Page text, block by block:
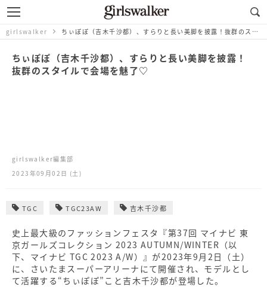
girlswalker ちぃぽぽ（吉木千沙都）、すらりと長い美脚を披露！抜群のスタイルで会場を魅了♡
ちぃぽぽ（吉木千沙都）、すらりと長い美脚を披露！
抜群のスタイルで会場を魅了♡
girlswalker編集部
2023年09月02日 (土)
TGC TGC23AW 吉木千沙都
史上最大級のファッションフェスタ『第37回 マイナビ 東
京ガールズコレクション 2023 AUTUMN/WINTER（以
下、マイナビ TGC 2023 A/W）』が2023年9月2日（土）
に、さいたまスーパーアリーナにて開催され、モデルとし
て活躍する“ちぃぽぽ”こと吉木千沙都が登場した。